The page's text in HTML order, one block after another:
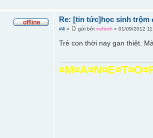
Re: [tin tức]học sinh trộm
#4 » gửi bởivohinh » 01/09/2012
Trẻ con thời nay gan thiệt.